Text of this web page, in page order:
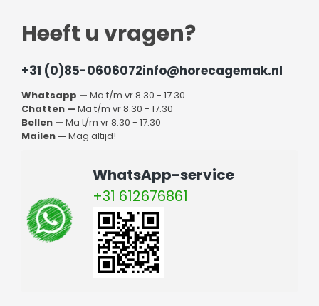
Heeft u vragen?
+31 (0)85-0606072info@horecagemak.nl
Whatsapp — Ma t/m vr 8.30 - 17.30
Chatten — Ma t/m vr 8.30 - 17.30
Bellen — Ma t/m vr 8.30 - 17.30
Mailen — Mag altijd!
WhatsApp-service
+31 612676861